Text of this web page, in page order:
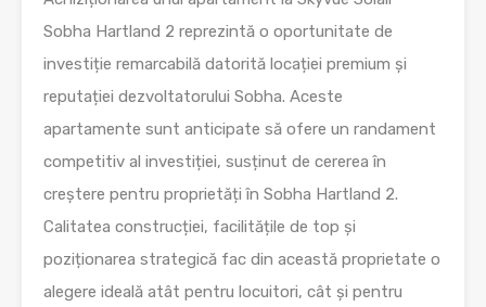
Sobha Hartland 2 reprezintă o oportunitate de
investiție remarcabilă datorită locației premium și
reputației dezvoltatorului Sobha. Aceste
apartamente sunt anticipate să ofere un randament
competitiv al investiției, susținut de cererea în
creștere pentru proprietăți în Sobha Hartland 2.
Calitatea construcției, facilitățile de top și
poziționarea strategică fac din această proprietate o
alegere ideală atât pentru locuitori, cât și pentru